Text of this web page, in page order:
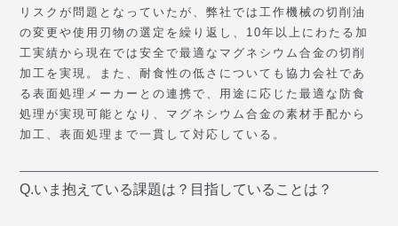
リスクが問題となっていたが、弊社では工作機械の切削油
の変更や使用刃物の選定を繰り返し、10年以上にわたる加
工実績から現在では安全で最適なマグネシウム合金の切削
加工を実現。また、耐食性の低さについても協力会社であ
る表面処理メーカーとの連携で、用途に応じた最適な防食
処理が実現可能となり、マグネシウム合金の素材手配から
加工、表面処理まで一貫して対応している。
Q.いま抱えている課題は？目指していることは？